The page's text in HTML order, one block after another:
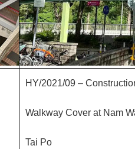
HY/2021/09 –
Walkway Cover at Nam
Tai Po